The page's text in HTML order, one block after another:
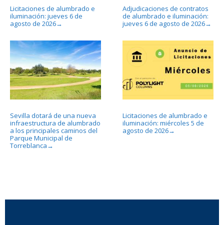
Licitaciones de alumbrado e
iluminación: jueves 6 de
agosto de 2026→
Adjudicaciones de contratos
de alumbrado e iluminación:
jueves 6 de agosto de 2026→
Sevilla dotará de una nueva
infraestructura de alumbrado
a los principales caminos del
Parque Municipal de
Torreblanca →
Licitaciones de alumbrado e
iluminación: miércoles 5 de
agosto de 2026→